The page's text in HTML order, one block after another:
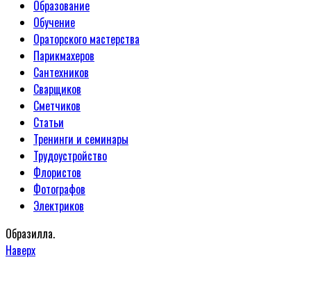
Образование
Обучение
Ораторского мастерства
Парикмахеров
Сантехников
Сварщиков
Сметчиков
Статьи
Тренинги и семинары
Трудоустройство
Флористов
Фотографов
Электриков
Образилла.
Наверх